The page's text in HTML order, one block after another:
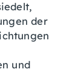
der
und